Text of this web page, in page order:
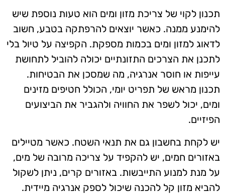
תכנון לקוי של צריכת מזון ומים הוא טעות נוספת שיש
להימנע ממנה. כאשר יוצאים להרפתקה בטבע, חשוב
לדאוג למזון ומים בכמות מספקת. הקפיצה על טיול בלי
לתכנן את הצרכים התזונתיים יכולה להוביל לתחושת
עייפות או חוסר אנרגיה, מה שמסכן את הבטיחות.
תכנון מראש של תפריט יומי, הכולל חטיפים מזינים
ומים, יכול לשפר את החוויה ולהגביר את הביצועים
הפיזיים.
יש לקחת בחשבון גם את תנאי השטח. כאשר מטיילים
באזורים חמים, יש להקפיד על צריכה מרובה של מים,
על מנת למנוע התייבשות. באזורים קרים, ניתן לשקול
להביא מזון קל להכנה שיכול לספק אנרגיה מיידית.